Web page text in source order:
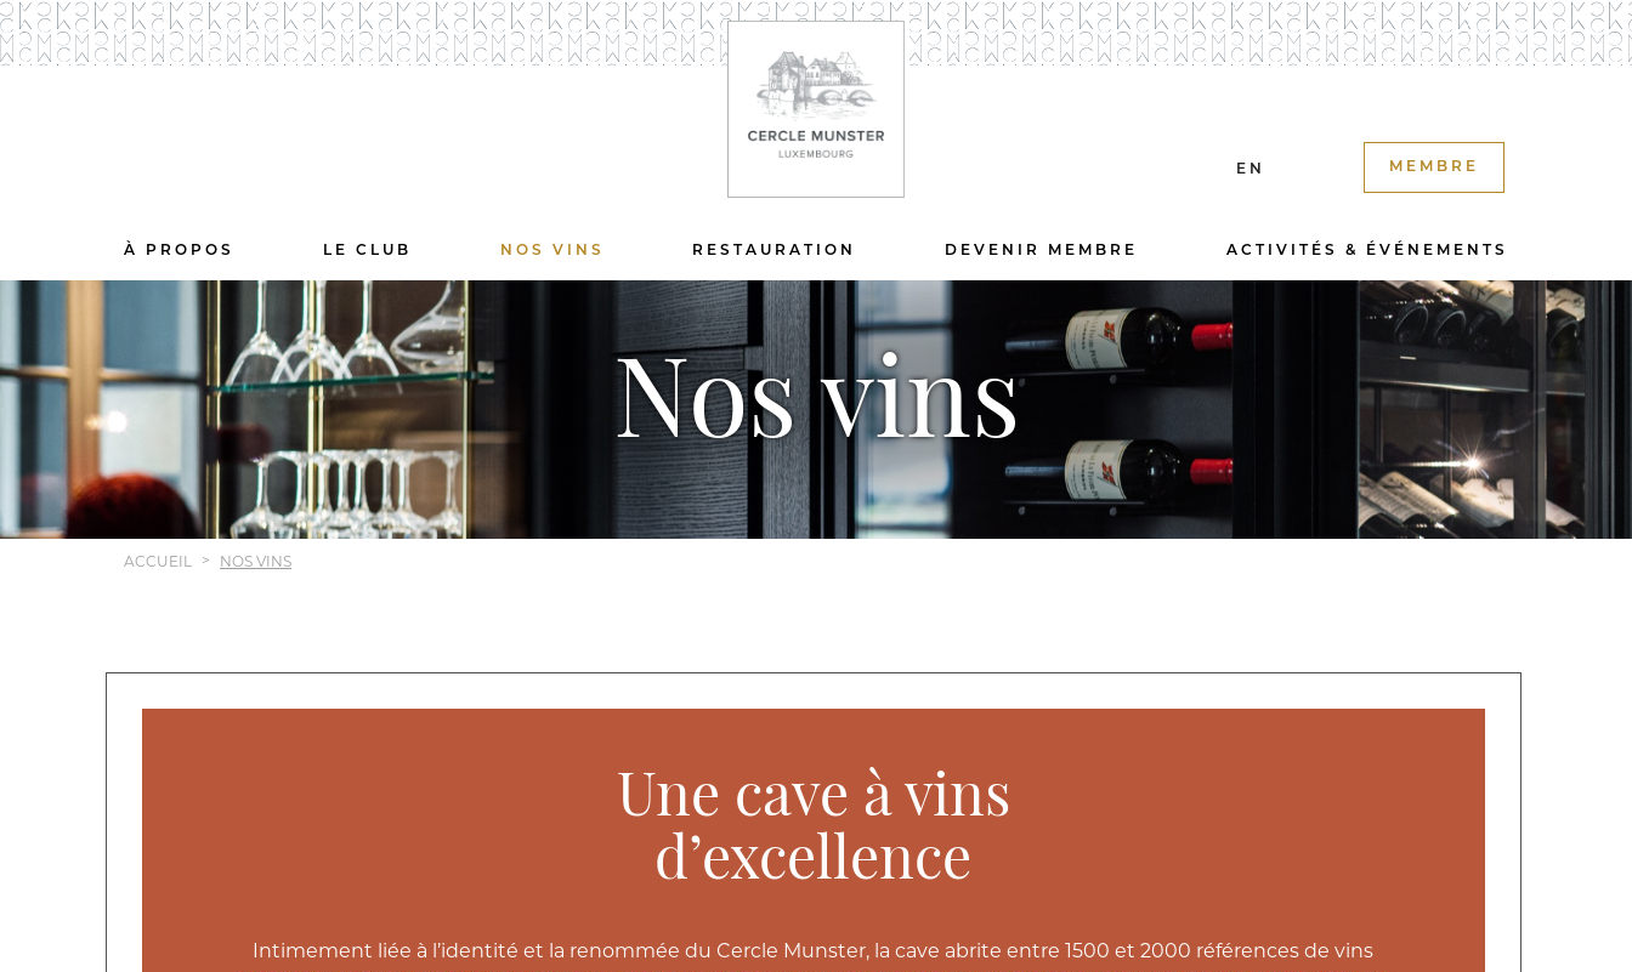
EN MEMBRE
À PROPOS LE CLUB NOS VINS RESTAURATION DEVENIR MEMBRE ACTIVITÉS & ÉVÉNEMENTS
Nos vins
ACCUEIL NOS VINS
Une cave à vins
d’excellence
Intimement liée à l’identité et la renommée du Cercle Munster, la cave abrite entre 1500 et 2000 références de vins